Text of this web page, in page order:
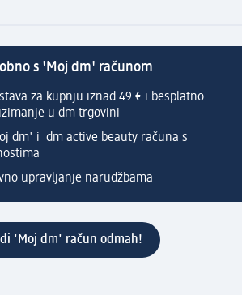
s 'Moj dm' računom
za kupnju iznad 49 € i besplatno
u dm trgovini
dm' i dm active beauty računa s
upravljanje narudžbama
'Moj dm' račun odmah!